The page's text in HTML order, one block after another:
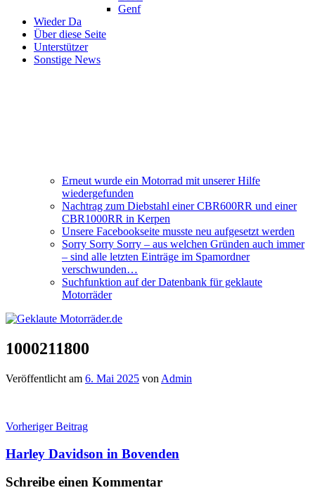
Genf
Wieder Da
Über diese Seite
Unterstützer
Sonstige News
Erneut wurde ein Motorrad mit unserer Hilfe
wiedergefunden
Nachtrag zum Diebstahl einer CBR600RR und einer
CBR1000RR in Kerpen
Unsere Facebookseite musste neu aufgesetzt werden
Sorry Sorry Sorry – aus welchen Gründen auch immer
– sind alle letzten Einträge im Spamordner
verschwunden…
Suchfunktion auf der Datenbank für geklaute
Motorräder
1000211800
Veröffentlicht am 6. Mai 2025 von Admin
Beitragsnavigation
Vorheriger Beitrag
Harley Davidson in Bovenden
Schreibe einen Kommentar